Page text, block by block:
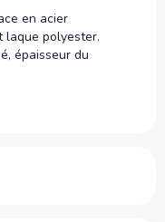
en acier
laque polyester.
épaisseur du